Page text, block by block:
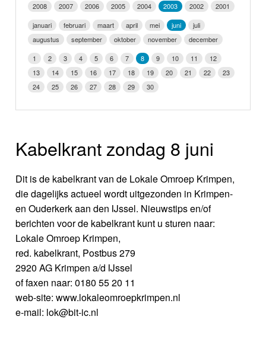
Webcam
Info
2008
2007 2006 2005 2004 2003 2002
2001
januari
februari maart april mei juni
juli
augustus
september oktober november
december
1
2 3 4 5 6 7 8 9 10 11
12
13
14 15 16 17 18 19 20 21 22
23
24
25 26 27 28 29 30
Kabelkrant zondag 8 juni
Dit is de kabelkrant van de Lokale Omroep Krimpen,
die dagelijks actueel wordt uitgezonden in Krimpen-
en Ouderkerk aan den IJssel. Nieuwstips en/of
berichten voor de kabelkrant kunt u sturen naar:
Lokale Omroep Krimpen,
red. kabelkrant, Postbus 279
2920 AG Krimpen a/d IJssel
of faxen naar: 0180 55 20 11
web-site: www.lokaleomroepkrimpen.nl
e-mail: lok@bit-ic.nl